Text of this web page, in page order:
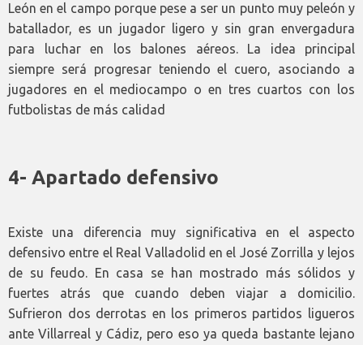
León en el campo porque pese a ser un punto muy peleón y
batallador, es un jugador ligero y sin gran envergadura
para luchar en los balones aéreos. La idea principal
siempre será progresar teniendo el cuero, asociando a
jugadores en el mediocampo o en tres cuartos con los
futbolistas de más calidad
4- Apartado defensivo
Existe una diferencia muy significativa en el aspecto
defensivo entre el Real Valladolid en el José Zorrilla y lejos
de su feudo. En casa se han mostrado más sólidos y
fuertes atrás que cuando deben viajar a domicilio.
Sufrieron dos derrotas en los primeros partidos ligueros
ante Villarreal y Cádiz, pero eso ya queda bastante lejano